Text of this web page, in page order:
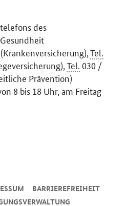
des
Tel.
Tel. 030 /
Prävention)
8 bis 18 Uhr, am Freitag
BARRIEREFREIHEIT